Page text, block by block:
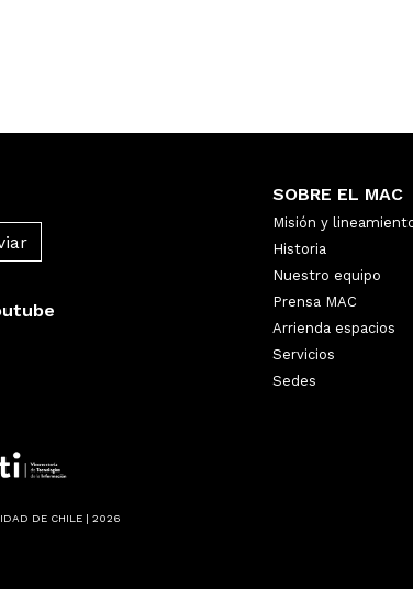
DE CHILE | 2026
SOBRE EL MAC
Misión y
Historia
Nuestro equipo
Prensa MAC
Arrienda espacios
Servicios
Sedes